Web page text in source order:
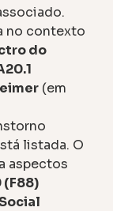
no contexto
do
(em
listada. O
aspectos
(F88)